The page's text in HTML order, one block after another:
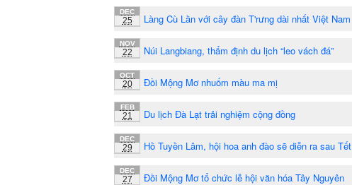
DEC
25 Làng Cù Lần với cây đàn T'rưng dài nhất Việt Nam
NOV
22 Núi Langbiang, thẩm định du lịch “leo vách đá”
OCT
20 Đồi Mộng Mơ nhuốm màu ma mị
FEB
21 Du lịch Đà Lạt trải nghiệm cộng đồng
DEC
29 Hồ Tuyền Lâm, hội hoa anh đào sẽ diễn ra sau Tết
DEC
27 Đồi Mộng Mơ tổ chức lễ hội văn hóa Tây Nguyên